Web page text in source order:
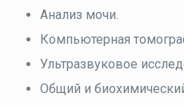
Анализ мочи.
Компьютерная
Ультразвуковое
Общий и